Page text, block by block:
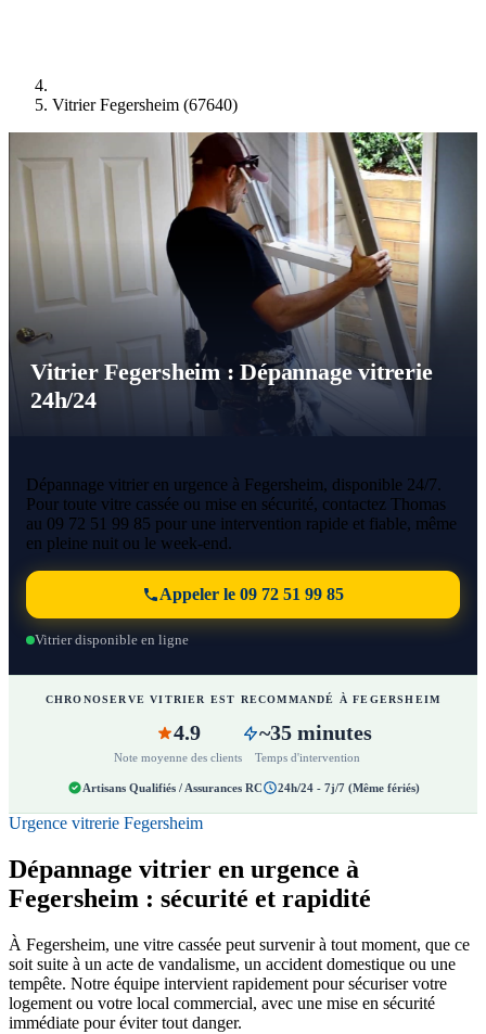
Vitrier Fegersheim (67640)
Vitrier Fegersheim : Dépannage vitrerie
24h/24
Dépannage vitrier en urgence à Fegersheim, disponible 24/7.
Pour toute vitre cassée ou mise en sécurité, contactez Thomas
au 09 72 51 99 85 pour une intervention rapide et fiable, même
en pleine nuit ou le week-end.
Appeler le 09 72 51 99 85
Vitrier disponible en ligne
CHRONOSERVE VITRIER EST RECOMMANDÉ À FEGERSHEIM
4.9
Note moyenne des clients
~35 minutes
Temps d'intervention
Artisans Qualifiés / Assurances RC 24h/24 - 7j/7 (Même fériés)
Urgence vitrerie Fegersheim
Dépannage vitrier en urgence à
Fegersheim : sécurité et rapidité
À Fegersheim, une vitre cassée peut survenir à tout moment, que ce
soit suite à un acte de vandalisme, un accident domestique ou une
tempête. Notre équipe intervient rapidement pour sécuriser votre
logement ou votre local commercial, avec une mise en sécurité
immédiate pour éviter tout danger.